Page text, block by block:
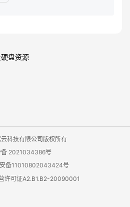
盘资源
科技有限公司版权所有
备 2021034386号
备11010802043424号
许可证A2.B1.B2-20090001